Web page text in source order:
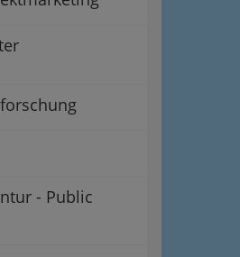
- Public